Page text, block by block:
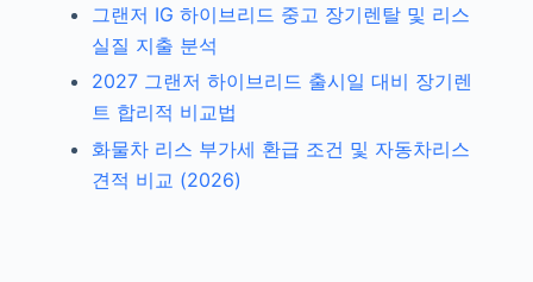
그랜저 IG 하이브리드 중고 장기렌탈 및 리스
실질 지출 분석
2027 그랜저 하이브리드 출시일 대비 장기렌
트 합리적 비교법
화물차 리스 부가세 환급 조건 및 자동차리스
견적 비교 (2026)